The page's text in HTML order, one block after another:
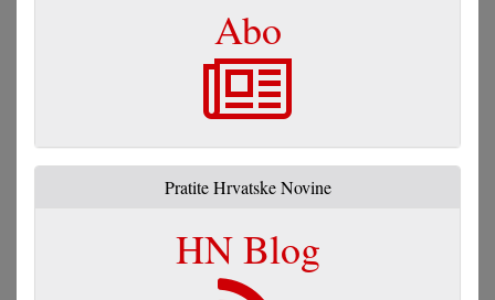
Abo
Pratite Hrvatske Novine
HN Blog